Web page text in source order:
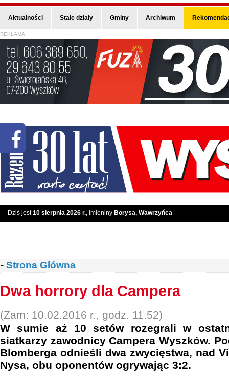
Aktualności Stałe działy Gminy Archiwum
REKLAMA
Dziś jest10 sierpnia 2026 r., imieniny Borysa, Wawrzyńca
- Strona Główna
Dwa horrory dla Campera
(Zam: 10.02.2016 r., godz. 11.52)
W sumie aż 10 setów rozegrali w
siatkarzy zawodnicy Campera Wyszków.
Blomberga odnieśli dwa zwycięstwa, nad
Nysa, obu oponentów ogrywając 3:2.